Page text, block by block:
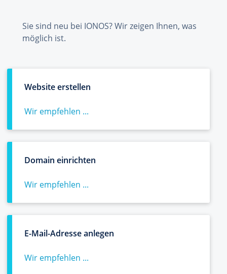
Sie sind neu bei IONOS? Wir zeigen Ihnen, was
möglich ist.
Website erstellen
Wir empfehlen ...
Domain einrichten
Wir empfehlen ...
E-Mail-Adresse anlegen
Wir empfehlen ...